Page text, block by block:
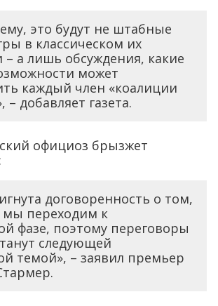
это будут не штабные
в классическом их
а лишь обсуждения, какие
может
каждый член «коалиции
добавляет газета.
официоз брызжет
договоренность о том,
мы переходим к
фазе, поэтому переговоры
следующей
темой», – заявил премьер